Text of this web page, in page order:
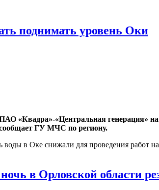
поднимать уровень Оки
«Квадра»-«Центральная генерация»
ГУ МЧС по региону.
в Оке снижали для проведения работ
в Орловской области